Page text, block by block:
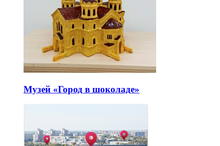
Музей «Город в шоколаде»